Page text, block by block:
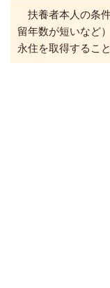
扶養者本人の条
留年数が短いなど
永住を取得するこ